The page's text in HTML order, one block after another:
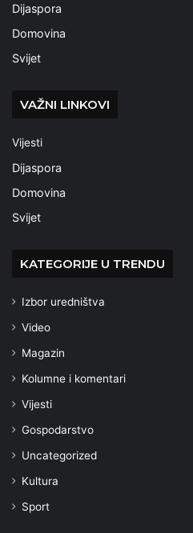
Dijaspora
Domovina
Svijet
VAŽNI LINKOVI
Vijesti
Dijaspora
Domovina
Svijet
KATEGORIJE U TRENDU
Izbor uredništva
Video
Magazin
Kolumne i komentari
Vijesti
Gospodarstvo
Uncategorized
Kultura
Sport